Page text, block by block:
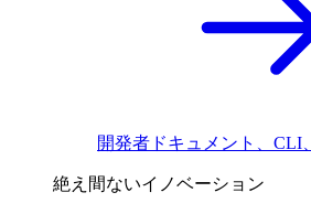
開発者ドキュメント、CLI
絶え間ないイノベーション